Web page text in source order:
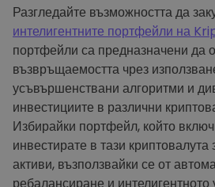
Разгледайте възможността да
интелигентните портфейли на
портфейли са предназначени да
възвръщаемостта чрез
усъвършенствани алгоритми и
инвестициите в различни
Избирайки портфейл, който
инвестирате в тази криптовалута
активи, възползвайки се от